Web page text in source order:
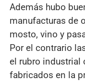
Además hubo
manufacturas de
mosto, vino y
Por el contrario
el rubro industrial
fabricados en la